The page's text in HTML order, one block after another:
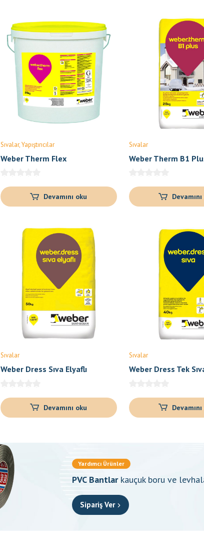
Sıvalar Yapıştırıcılar
Weber Therm Flex
Devamını oku
Sıvalar
Weber Therm B1
Sıvalar
Weber Dress Sıva Elyaflı
Devamını oku
Sıvalar
Weber Dress Tek
Yardımcı Ürünler
PVC Bantlarkauçuk boru ve
Sipariş Ver